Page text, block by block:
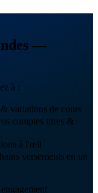
—
à :
variations de cours
comptes titres &
à l'œil
versements en un